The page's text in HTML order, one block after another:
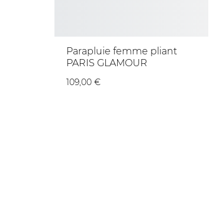
Parapluie femme pliant
PARIS GLAMOUR
109,00 €